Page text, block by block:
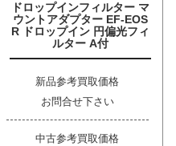
ドロップインフィルター マ
ウントアダプター EF-EOS
R ドロップイン 円偏光フィ
ルター A付
新品参考買取価格
お問合せ下さい
中古参考買取価格